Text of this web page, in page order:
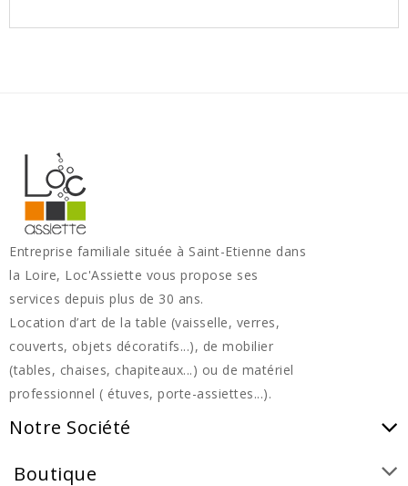
Entreprise familiale située à Saint-Etienne dans
la Loire, Loc'Assiette vous propose ses
services depuis plus de 30 ans.
Location d’art de la table (vaisselle, verres,
couverts, objets décoratifs...), de mobilier
(tables, chaises, chapiteaux...) ou de matériel
professionnel ( étuves, porte-assiettes...).
Notre Société
Boutique